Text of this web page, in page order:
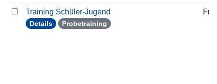
Training Schüler-Jugend
Details Probetraining